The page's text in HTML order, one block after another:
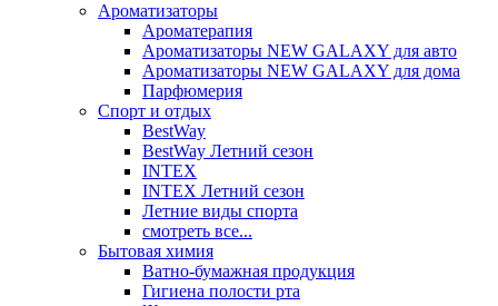
Ароматизаторы
Ароматерапия
Ароматизаторы NEW GALAXY для авто
Ароматизаторы NEW GALAXY для дома
Парфюмерия
Спорт и отдых
BestWay
BestWay Летний сезон
INTEX
INTEX Летний сезон
Летние виды спорта
смотреть все...
Бытовая химия
Ватно-бумажная продукция
Гигиена полости рта